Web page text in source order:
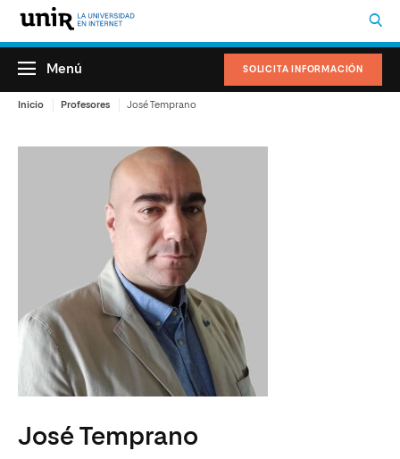
SOLICITA INFORMACIÓN
Menú
Inicio Profesores José Temprano
José Temprano